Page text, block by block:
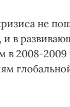
не
и в
в 2008-2009